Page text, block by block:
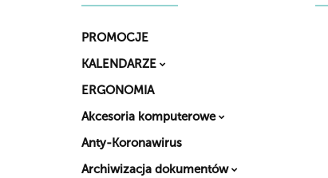
PROMOCJE
KALENDARZE
ERGONOMIA
Akcesoria komputerowe
Anty-Koronawirus
Archiwizacja dokumentów